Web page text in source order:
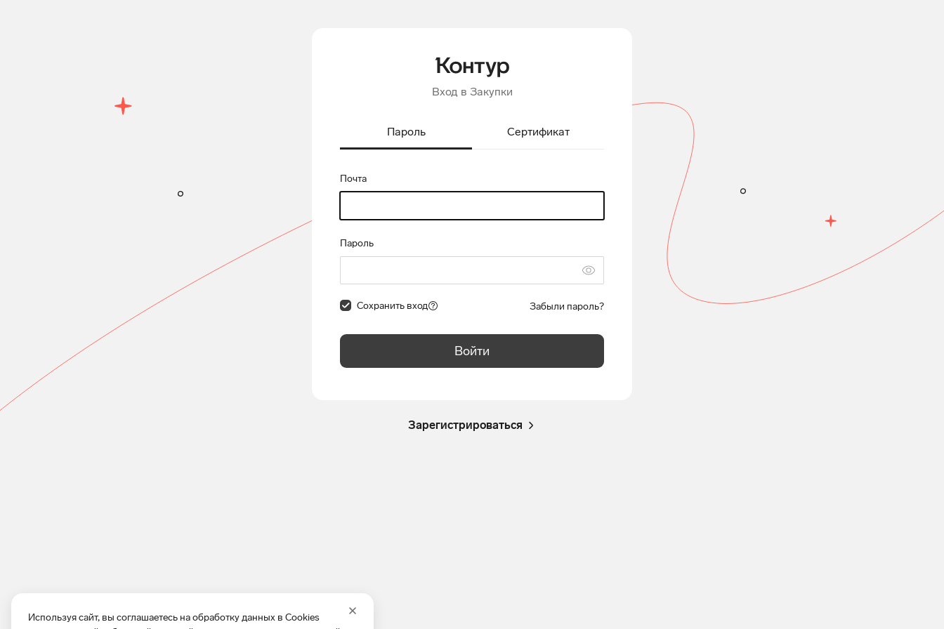
Используя сайт, вы соглашаетесь на обработку данных в Cookies
Вход в Закупки
Пароль Сертификат
Почта
Пароль
Сохранить вход Забыли пароль?
Войти
Зарегистрироваться